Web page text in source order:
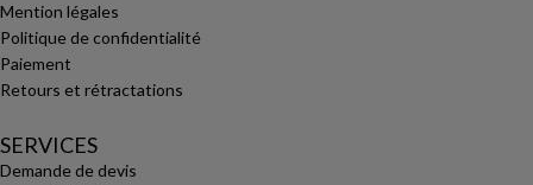
Mention légales
Politique de confidentialité
Paiement
Retours et rétractations
SERVICES
Demande de devis